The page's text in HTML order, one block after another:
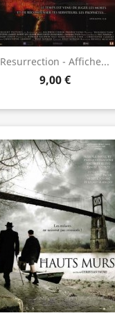
Resurrection - Affiche...
9,00 €